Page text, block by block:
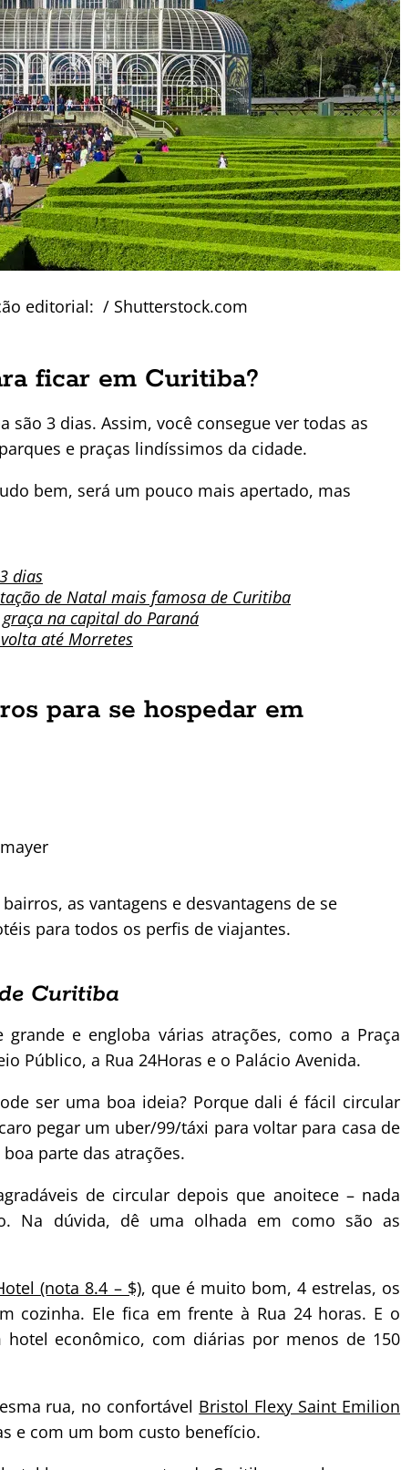
editorial: / Shutterstock.com
ficar em Curitiba?
3 dias. Assim, você consegue ver todas as
e praças lindíssimos da cidade.
bem, será um pouco mais apertado, mas
dias
de Natal mais famosa de Curitiba
na capital do Paraná
até Morretes
para se hospedar em
as vantagens e desvantagens de se
para todos os perfis de viajantes.
Curitiba
e engloba várias atrações, como a Praça
Público, a Rua 24Horas e o Palácio Avenida.
ser uma boa ideia? Porque dali é fácil circular
pegar um uber/99/táxi para voltar para casa de
parte das atrações.
de circular depois que anoitece – nada
Na dúvida, dê uma olhada em como são as
(nota 8.4 – $), que é muito bom, 4 estrelas, os
cozinha. Ele fica em frente à Rua 24 horas. E o
econômico, com diárias por menos de 150
rua, no confortável Bristol Flexy Saint Emilion
e com um bom custo benefício.